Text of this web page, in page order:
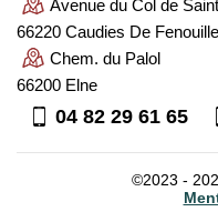
Avenue du Col de
66220 Caudies De
Chem. du Palol
66200 Elne
04 82 29 61 65
©2023 -